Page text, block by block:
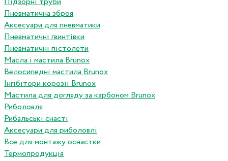
Пневматична зброя
Аксесуари для пневматики
Пневматичні гвинтівки
Пневматичні пістолети
Масла і мастила Brunox
Велосипедні мастила Brunox
Інгібітори корозії Brunox
Мастила для догляду за карбоном Brunox
Риболовля
Рибальські снасті
Аксесуари для риболовлі
Все для монтажу оснастки
Термопродукція